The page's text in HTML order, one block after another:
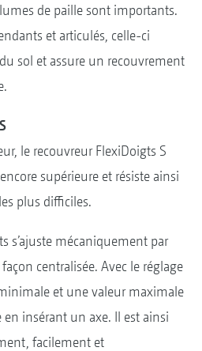
de paille sont importants.
et articulés, celle-ci
sol et assure un recouvrement
le recouvreur FlexiDoigts S
supérieure et résiste ainsi
plus difficiles.
s’ajuste mécaniquement par
centralisée. Avec le réglage
et une valeur maximale
insérant un axe. Il est ainsi
facilement et